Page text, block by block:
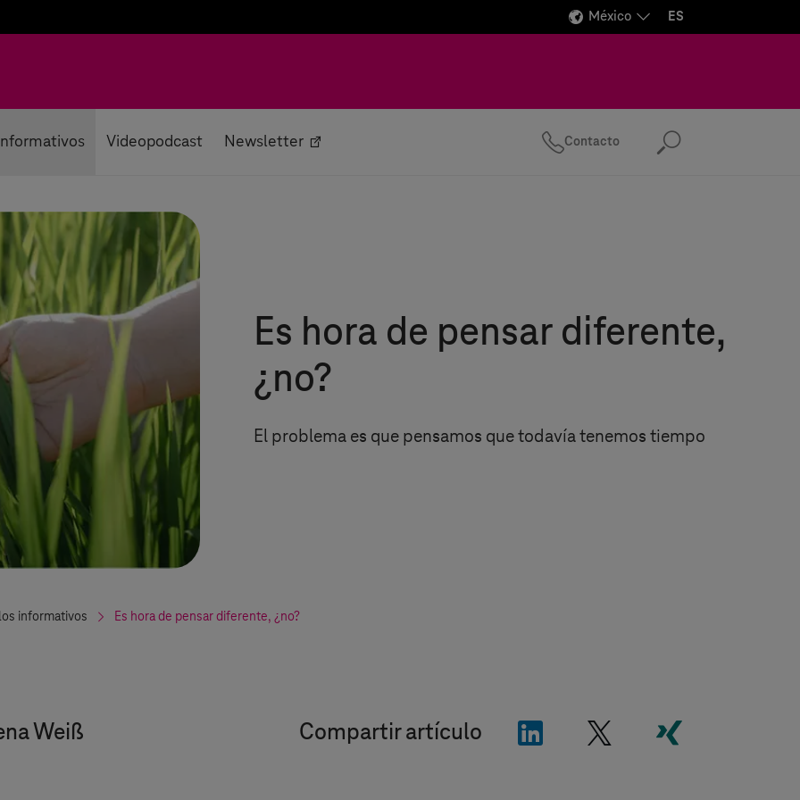
México ES
Videopodcast Newsletter Contacto Buscar
Es hora de pensar diferente,
¿no?
El problema es que pensamos que todavía tenemos tiempo
informativos Es hora de pensar diferente, ¿no?
Weiß Compartir artículo "LinkedIn"